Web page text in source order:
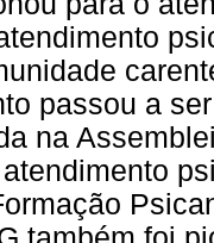
passou a
na